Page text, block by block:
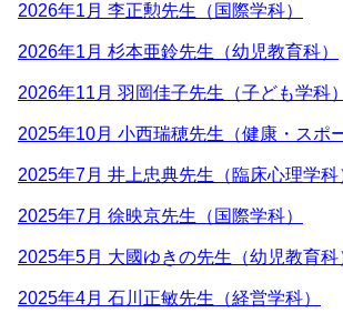
2026年1月 李正勲先生（国際学科）
2026年1月 杉本亜鈴先生（幼児教育科）
2026年11月 羽岡佳子先生（子ども学科）
2025年10月 小西瑞穂先生（健康・スポ
2025年7月 井上忠典先生（臨床心理学科
2025年7月 徐映京先生（国際学科）
2025年5月 大國ゆきの先生（幼児教育科
2025年4月 石川正敏先生（経営学科）